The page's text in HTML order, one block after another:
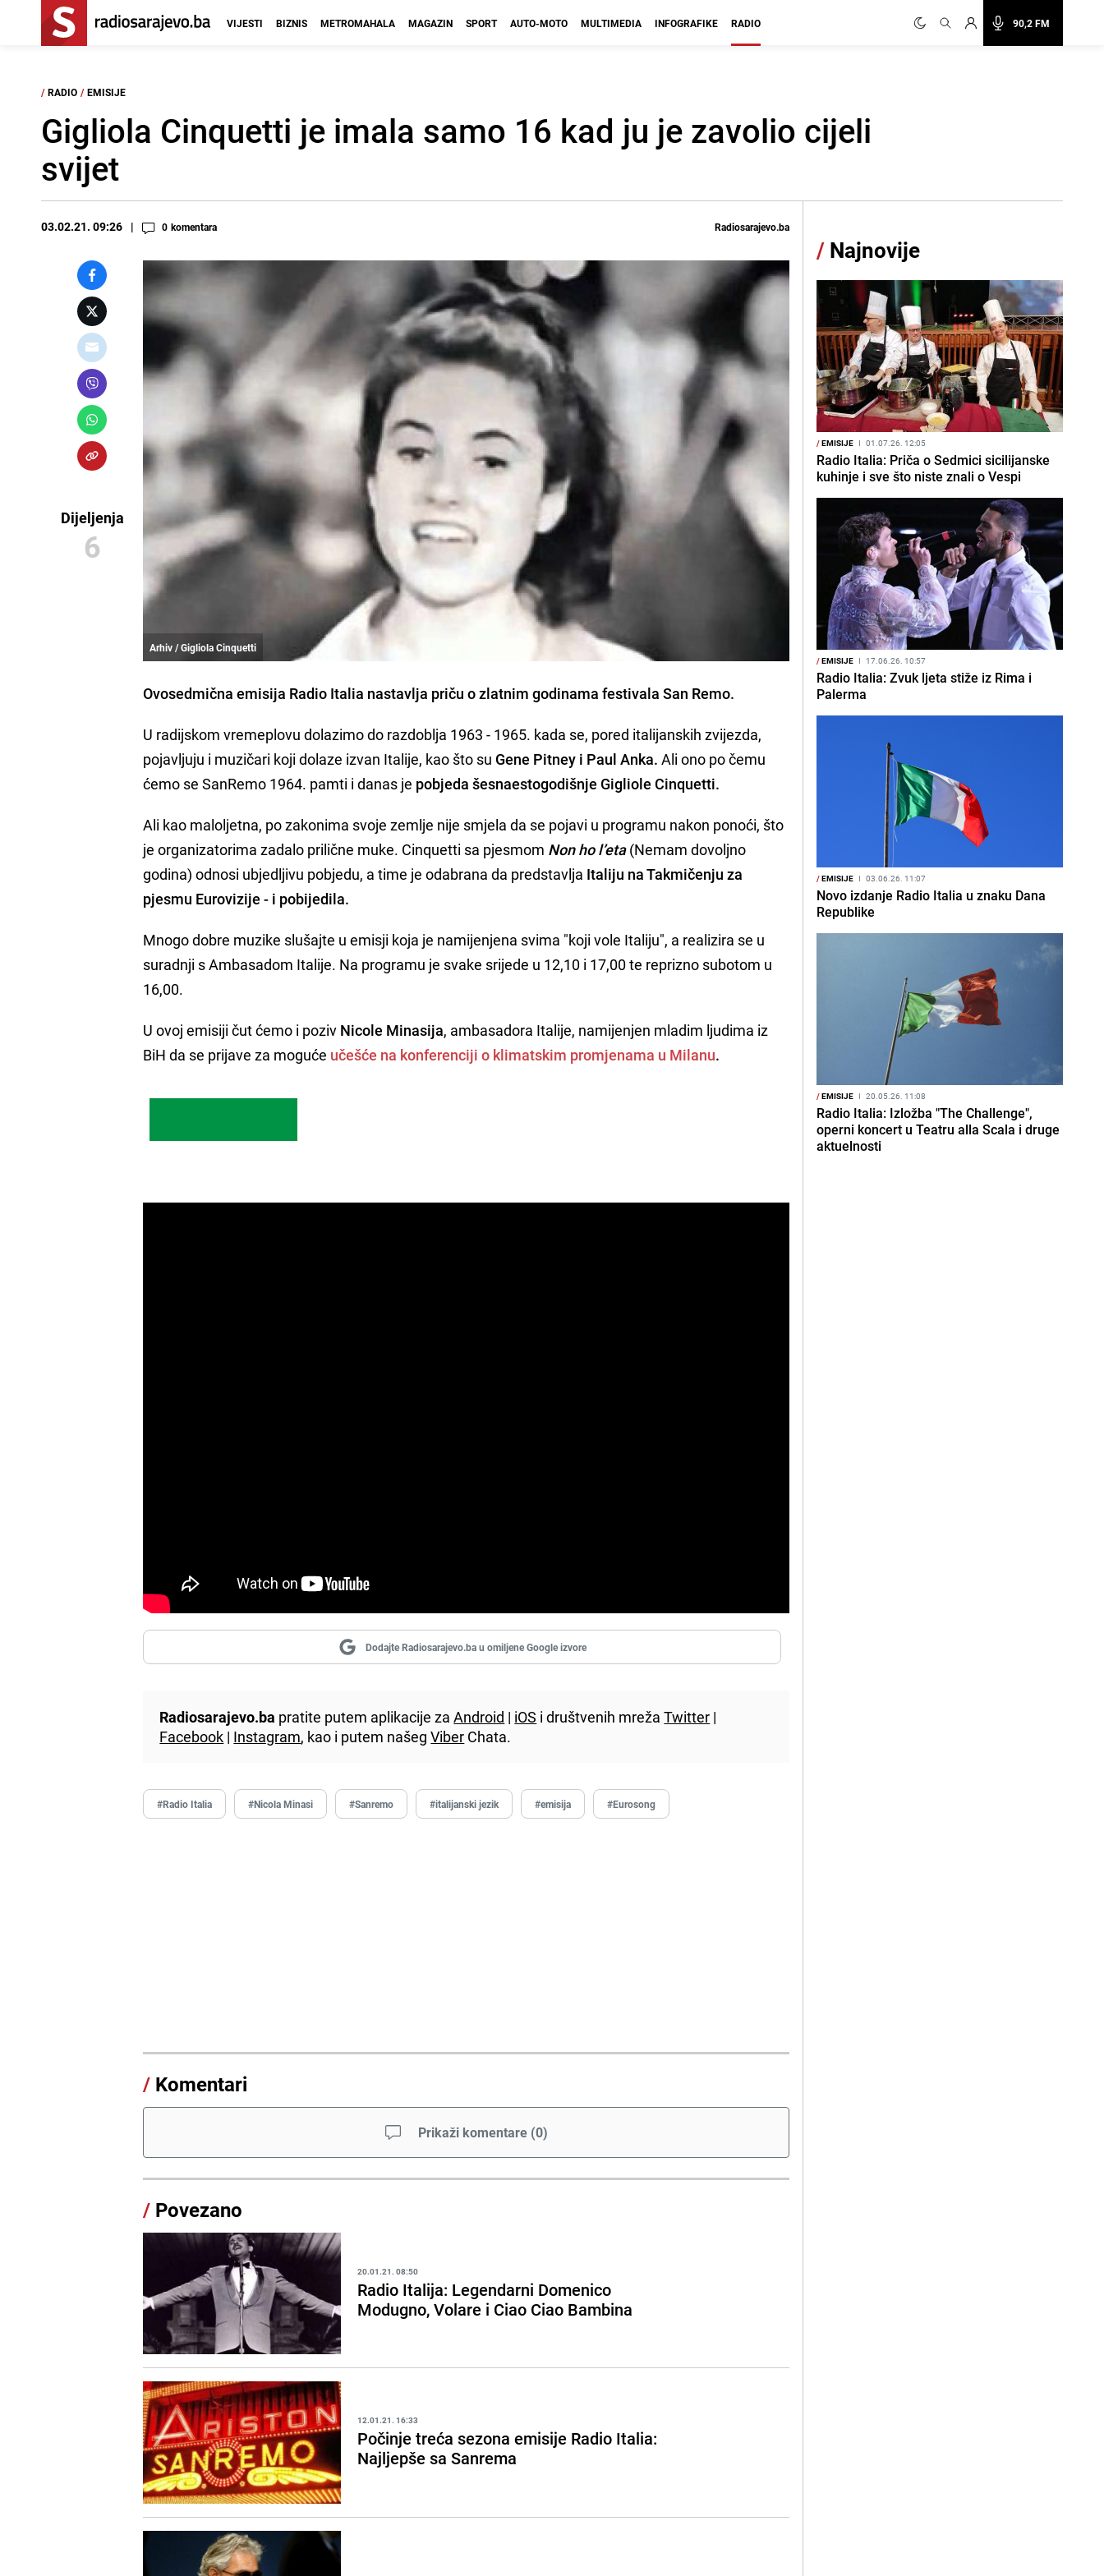
90,2 FM
VIJESTI BIZNIS METROMAHALA MAGAZIN SPORT AUTO-MOTO MULTIMEDIA INFOGRAFIKE RADIO
/ RADIO / EMISIJE
Gigliola Cinquetti je imala samo 16 kad ju je zavolio cijeli
svijet
03.02.21. 09:26 0 komentara Radiosarajevo.ba
Dijeljenja
6
Arhiv / Gigliola Cinquetti
Ovosedmična emisija Radio Italia nastavlja priču o zlatnim godinama festivala San Remo.
U radijskom vremeplovu dolazimo do razdoblja 1963 - 1965. kada se, pored italijanskih zvijezda,
pojavljuju i muzičari koji dolaze izvan Italije, kao što su Gene Pitney i Paul Anka. Ali ono po čemu
ćemo se SanRemo 1964. pamti i danas je pobjeda šesnaestogodišnje Gigliole Cinquetti.
Ali kao maloljetna, po zakonima svoje zemlje nije smjela da se pojavi u programu nakon ponoći, što
je organizatorima zadalo prilične muke. Cinquetti sa pjesmom Non ho l’eta(Nemam dovoljno
godina) odnosi ubjedljivu pobjedu, a time je odabrana da predstavlja Italiju na Takmičenju za
pjesmu Eurovizije - i pobijedila.
Mnogo dobre muzike slušajte u emisji koja je namijenjena svima "koji vole Italiju", a realizira se u
suradnji s Ambasadom Italije. Na programu je svake srijede u 12,10 i 17,00 te reprizno subotom u
16,00.
U ovoj emisiji čut ćemo i poziv Nicole Minasija, ambasadora Italije, namijenjen mladim ljudima iz
BiH da se prijave za moguće učešće na konferenciji o klimatskim promjenama u Milanu.
Dodajte Radiosarajevo.ba u omiljene Google izvore
Radiosarajevo.ba pratite putem aplikacije zaAndroid | iOS i društvenih mrežaTwitter |
Facebook | Instagram, kao i putem našegViber Chata.
#Radio Italia #Nicola Minasi #Sanremo #italijanski jezik #emisija #Eurosong
/ Komentari
Prikaži komentare (0)
/ Povezano
20.01.21. 08:50
Radio Italija: Legendarni Domenico
Modugno, Volare i Ciao Ciao Bambina
12.01.21. 16:33
Počinje treća sezona emisije Radio Italia:
Najljepše sa Sanrema
/ Najnovije
/EMISIJE I 01.07.26. 12:05
Radio Italia: Priča o Sedmici sicilijanske
kuhinje i sve što niste znali o Vespi
/EMISIJE I 17.06.26. 10:57
Radio Italia: Zvuk ljeta stiže iz Rima i
Palerma
/EMISIJE I 03.06.26. 11:07
Novo izdanje Radio Italia u znaku Dana
Republike
/EMISIJE I 20.05.26. 11:08
Radio Italia: Izložba "The Challenge",
operni koncert u Teatru alla Scala i druge
aktuelnosti